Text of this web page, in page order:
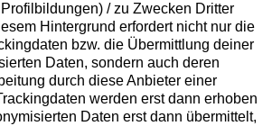
/ zu Zwecken Dritter
Hintergrund erfordert nicht nur die
bzw. die Übermittlung deiner
Daten, sondern auch deren
durch diese Anbieter einer
werden erst dann erhoben
Daten erst dann übermittelt,